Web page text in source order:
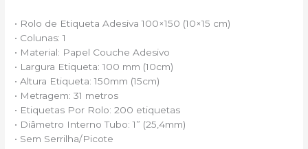
• Rolo de Etiqueta Adesiva 100×150 (10×15 cm)
• Colunas: 1
• Material: Papel Couche Adesivo
• Largura Etiqueta: 100 mm (10cm)
• Altura Etiqueta: 150mm (15cm)
• Metragem: 31 metros
• Etiquetas Por Rolo: 200 etiquetas
• Diâmetro Interno Tubo: 1” (25,4mm)
• Sem Serrilha/Picote